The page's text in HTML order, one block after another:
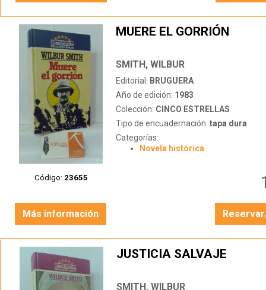
Código: 23655
MUERE EL GORRIÓN
SMITH, WILBUR
Editorial: BRUGUERA
Año de edición: 1983
Colección: CINCO ESTRELLAS
Tipo de encuadernación: tapa dura
Categorías:
Novela histórica
Más información
JUSTICIA SALVAJE
SMITH, WILBUR